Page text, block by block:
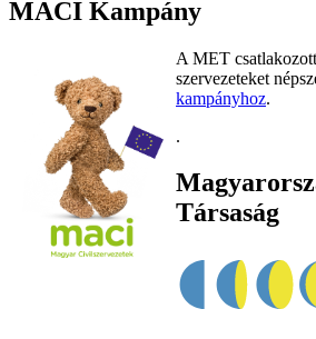
MACI Kampány
A MET
szervezeteket
kampányhoz.
.
Társaság